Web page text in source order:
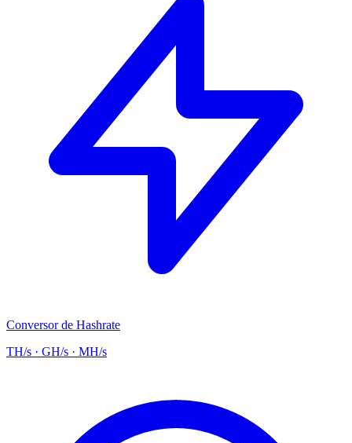
Conversor de Hashrate
TH/s · GH/s · MH/s